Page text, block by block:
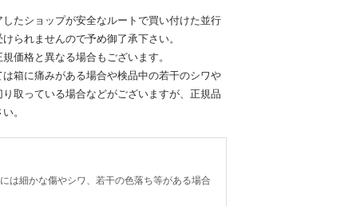
たショップが安全なルートで買い付けた並行
られませんので予め御了承下さい。
価格と異なる場合もございます。
箱に痛みがある場合や検品中の若干のシワや
取っている場合などがございますが、正規品
。
は細かな傷やシワ、若干の色落ち等がある場合